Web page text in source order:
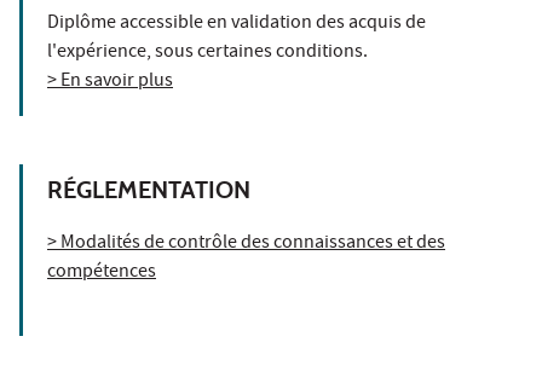
Diplôme accessible en validation des acquis de
l'expérience, sous certaines conditions.
> En savoir plus
RÉGLEMENTATION
> Modalités de contrôle des connaissances et des
compétences